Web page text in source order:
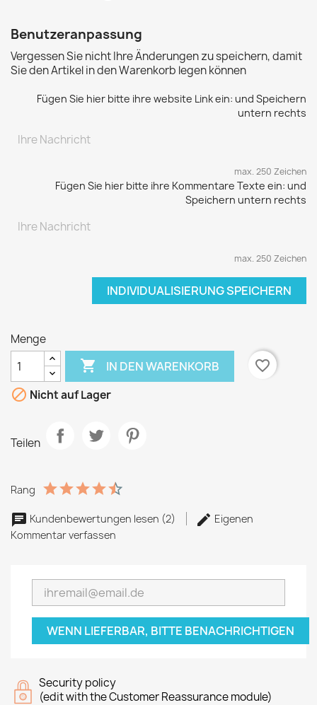
Benutzeranpassung
Vergessen Sie nicht Ihre Änderungen zu speichern, damit
Sie den Artikel in den Warenkorb legen können
Fügen Sie hier bitte ihre website Link ein: und Speichern
untern rechts
max. 250 Zeichen
Fügen Sie hier bitte ihre Kommentare Texte ein: und
Speichern untern rechts
max. 250 Zeichen
INDIVIDUALISIERUNG SPEICHERN
Menge
 IN DEN WARENKORB
favorite_border
 Nicht auf Lager
Teilen
Rang
Kundenbewertungen lesen (2)
Eigenen
Kommentar verfassen
WENN LIEFERBAR, BITTE BENACHRICHTIGEN
Security policy
(edit with the Customer Reassurance module)